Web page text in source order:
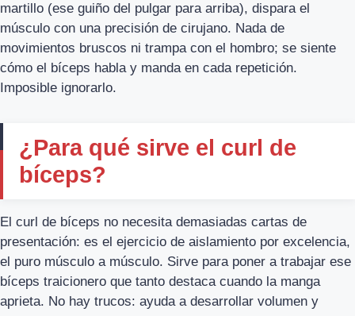
martillo (ese guiño del pulgar para arriba), dispara el
músculo con una precisión de cirujano. Nada de
movimientos bruscos ni trampa con el hombro; se siente
cómo el bíceps habla y manda en cada repetición.
Imposible ignorarlo.
¿Para qué sirve el curl de
bíceps?
El curl de bíceps no necesita demasiadas cartas de
presentación: es el ejercicio de aislamiento por excelencia,
el puro músculo a músculo. Sirve para poner a trabajar ese
bíceps traicionero que tanto destaca cuando la manga
aprieta. No hay trucos: ayuda a desarrollar volumen y